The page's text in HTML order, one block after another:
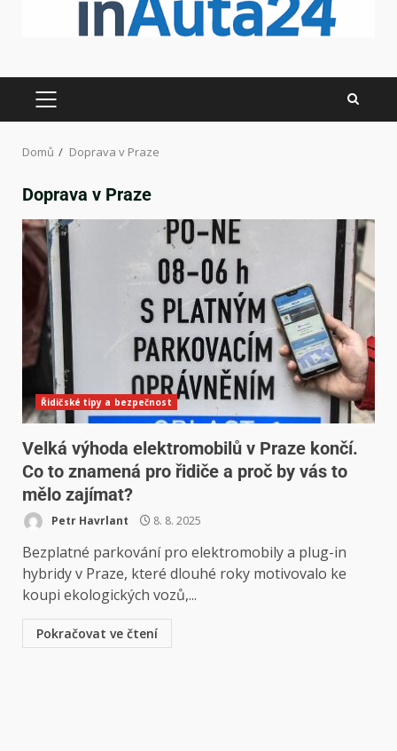
Domů Doprava v Praze
Doprava v Praze
Řidičské tipy a bezpečnost
Velká výhoda elektromobilů v Praze končí.
Co to znamená pro řidiče a proč by vás to
mělo zajímat?
Petr Havrlant 8. 8. 2025
Bezplatné parkování pro elektromobily a plug-in
hybridy v Praze, které dlouhé roky motivovalo ke
koupi ekologických vozů,...
Pokračovat ve čtení